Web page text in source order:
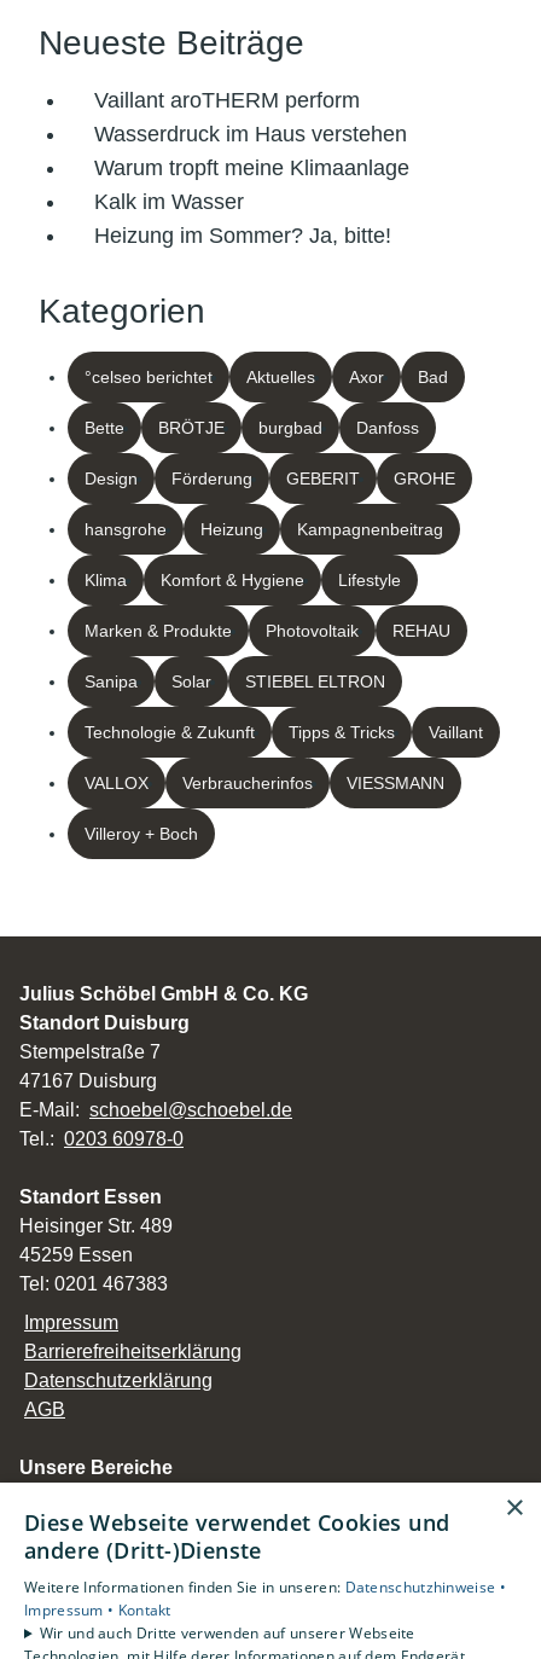
Neueste Beiträge
Vaillant aroTHERM perform
Wasserdruck im Haus verstehen
Warum tropft meine Klimaanlage
Kalk im Wasser
Heizung im Sommer? Ja, bitte!
Kategorien
°celseo berichtet Aktuelles Axor Bad
Bette BRÖTJE burgbad Danfoss
Design Förderung GEBERIT GROHE
hansgrohe Heizung Kampagnenbeitrag
Klima Komfort & Hygiene Lifestyle
Marken & Produkte Photovoltaik REHAU
Sanipa Solar STIEBEL ELTRON
Technologie & Zukunft Tipps & Tricks Vaillant
VALLOX Verbraucherinfos VIESSMANN
Villeroy + Boch
Julius Schöbel GmbH & Co. KG
Standort Duisburg
Stempelstraße 7
47167 Duisburg
E-Mail: schoebel@schoebel.de
Tel.: 0203 60978-0
Standort Essen
Heisinger Str. 489
45259 Essen
Tel: 0201 467383
Impressum
Barrierefreiheitserklärung
Datenschutzerklärung
AGB
Unsere Bereiche
Gewerbekunden
Karriere
Unternehmen
Kontakt
Standorte
×
Diese Webseite verwendet Cookies und
andere (Dritt-)Dienste
Weitere Informationen finden Sie in unseren: Datenschutzhinweise •
Impressum • Kontakt
Wir und auch Dritte verwenden auf unserer Webseite